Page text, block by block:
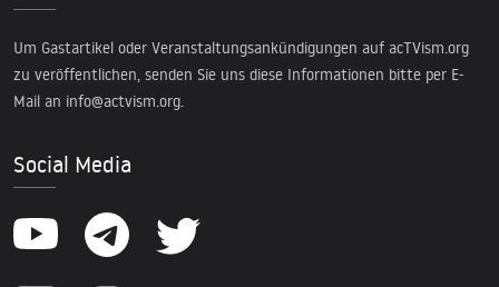
Um Gastartikel oder Veranstaltungsankündigungen auf acTVism.org
zu veröffentlichen, senden Sie uns diese Informationen bitte per E-
Mail an info@actvism.org.
Social Media